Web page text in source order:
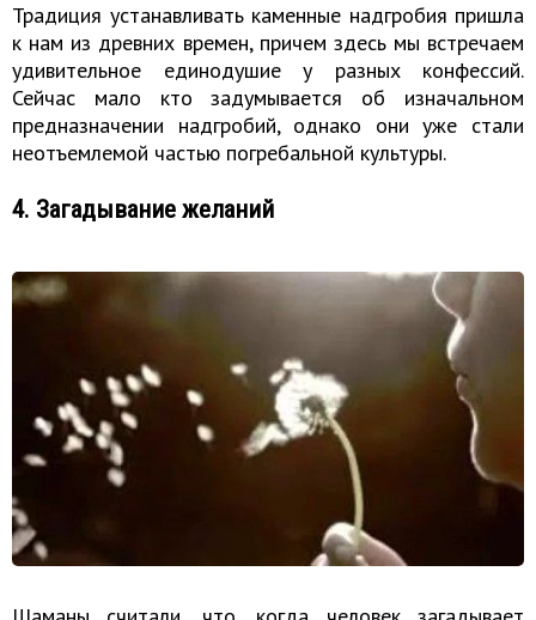
Традиция устанавливать каменные надгробия пришла
к нам из древних времен, причем здесь мы встречаем
удивительное единодушие у разных конфессий.
Сейчас мало кто задумывается об изначальном
предназначении надгробий, однако они уже стали
неотъемлемой частью погребальной культуры.
4. Загадывание желаний